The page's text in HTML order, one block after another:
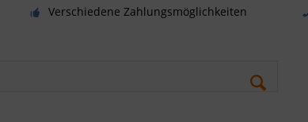
Verschiedene Zahlungsmöglichkeiten